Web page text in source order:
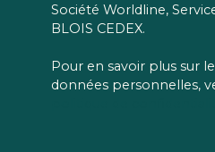
Société Worldline,
BLOIS CEDEX.
Pour en savoir plus sur
données personnelles,